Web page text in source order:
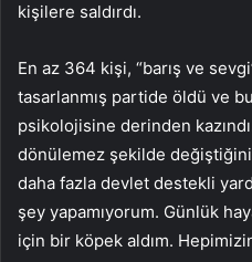
kişilere saldırdı.
En az 364 kişi, “barış ve
tasarlanmış partide öldü ve
psikolojisine derinden
dönülemez şekilde
daha fazla devlet destekli
şey yapamıyorum. Günlük
için bir köpek aldım.